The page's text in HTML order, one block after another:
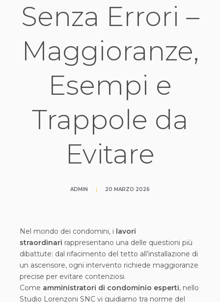
Senza Errori –
Maggioranze,
Esempi e
Trappole da
Evitare
ADMIN | 20 MARZO 2026
Nel mondo dei condomini, i lavori
straordinari rappresentano una delle questioni più
dibattute: dal rifacimento del tetto all’installazione di
un ascensore, ogni intervento richiede maggioranze
precise per evitare contenziosi.
Come amministratori di condominio esperti, nello
Studio Lorenzoni SNC vi guidiamo tra norme del